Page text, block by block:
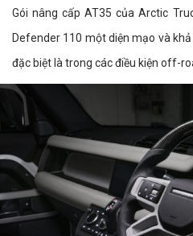
Gói nâng cấp AT35 của Arctic
Defender 110 một diện mạo và
đặc biệt là trong các điều kiện off-